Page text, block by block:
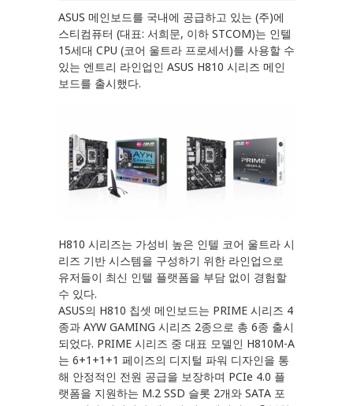
ASUS 메인보드를 국내에 공급하고 있는 (주)에
스티컴퓨터 (대표: 서희문, 이하 STCOM)는 인텔
15세대 CPU (코어 울트라 프로세서)를 사용할 수
있는 엔트리 라인업인 ASUS H810 시리즈 메인
보드를 출시했다.
H810 시리즈는 가성비 높은 인텔 코어 울트라 시
리즈 기반 시스템을 구성하기 위한 라인업으로
유저들이 최신 인텔 플랫폼을 부담 없이 경험할
수 있다.
ASUS의 H810 칩셋 메인보드는 PRIME 시리즈 4
종과 AYW GAMING 시리즈 2종으로 총 6종 출시
되었다. PRIME 시리즈 중 대표 모델인 H810M-A
는 6+1+1+1 페이즈의 디지털 파워 디자인을 통
해 안정적인 전원 공급을 보장하며 PCIe 4.0 플
랫폼을 지원하는 M.2 SSD 슬롯 2개와 SATA 포